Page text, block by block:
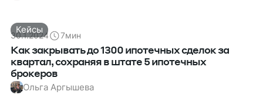
30.1.2024 7мин
Как закрывать до 1300 ипотечных сделок за
квартал, сохраняя в штате 5 ипотечных
брокеров
Ольга Аргышева
Кейсы